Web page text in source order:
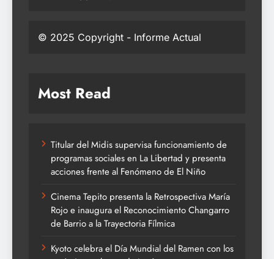
© 2025 Copyright - Informe Actual
Most Read
Titular del Midis supervisa funcionamiento de
programas sociales en La Libertad y presenta
acciones frente al Fenómeno de El Niño
Cinema Tepito presenta la Retrospectiva María
Rojo e inaugura el Reconocimiento Changarro
de Barrio a la Trayectoria Fílmica
Kyoto celebra el Día Mundial del Ramen con los